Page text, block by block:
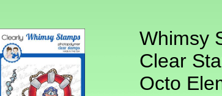
Whimsy
Clear
Octo